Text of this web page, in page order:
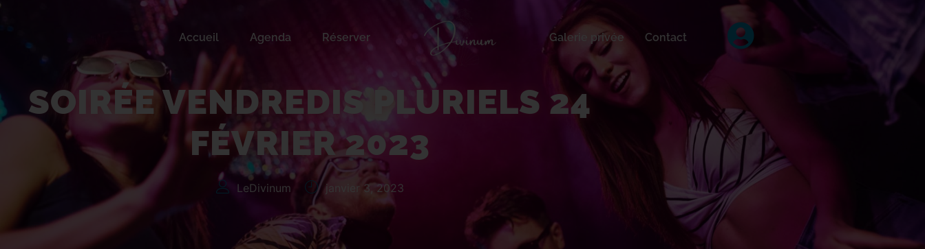
Accueil Agenda Réserver Galerie privée Contact
Soirée Vendredis Pluriels 24 février 2023
SOIRÉE VENDREDIS PLURIELS 24
FÉVRIER 2023
LeDivinum janvier 3, 2023